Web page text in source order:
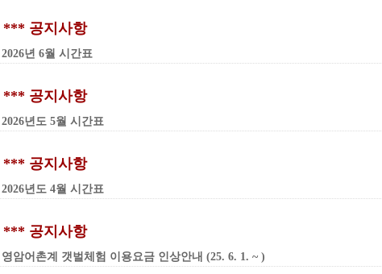
*** 공지사항
2026년 6월 시간표
*** 공지사항
2026년도 5월 시간표
*** 공지사항
2026년도 4월 시간표
*** 공지사항
영암어촌계 갯벌체험 이용요금 인상안내 (25. 6. 1. ~ )